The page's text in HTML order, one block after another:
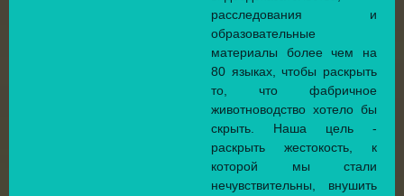
расследования и
образовательные
материалы более чем на
80 языках, чтобы раскрыть
то, что фабричное
животноводство хотело бы
скрыть. Наша цель -
раскрыть жестокость, к
которой мы стали
нечувствительны, внушить